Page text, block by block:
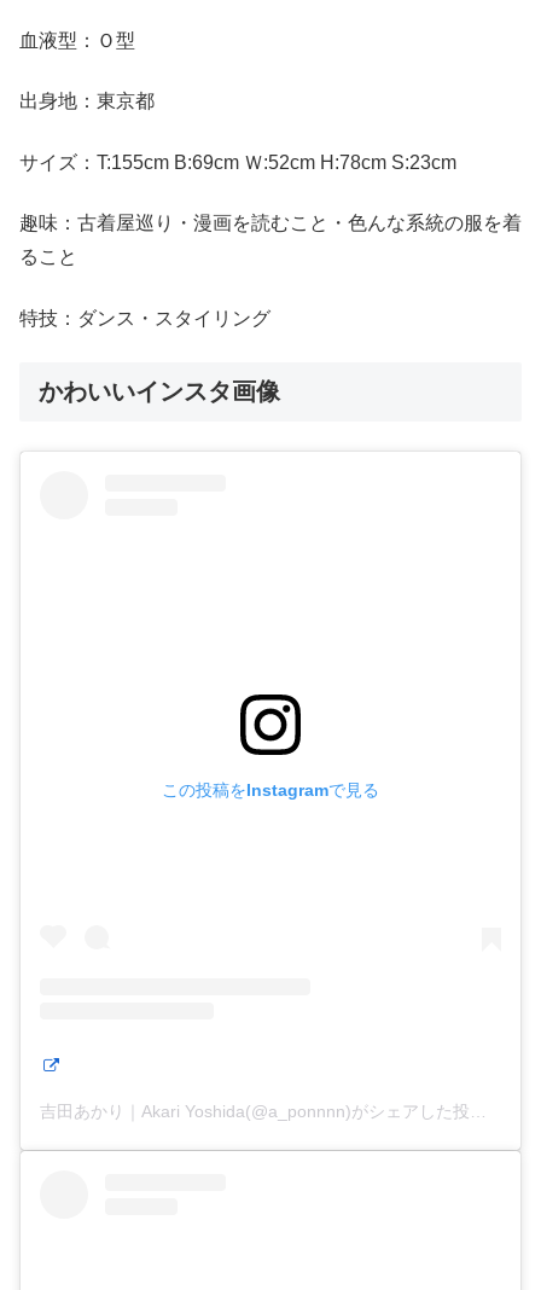
血液型：Ｏ型
出身地：東京都
サイズ：T:155cm B:69cm Ｗ:52cm H:78cm S:23cm
趣味：古着屋巡り・漫画を読むこと・色んな系統の服を着
ること
特技：ダンス・スタイリング
かわいいインスタ画像
この投稿をInstagramで見る
吉田あかり｜Akari Yoshida(@a_ponnnn)がシェアした投稿